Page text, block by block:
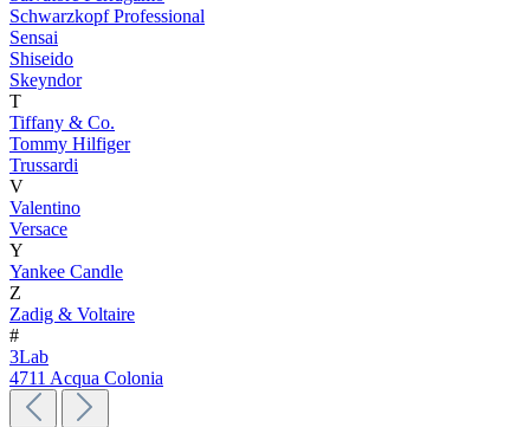
Schwarzkopf Professional
Sensai
Shiseido
Skeyndor
T
Tiffany & Co.
Tommy Hilfiger
Trussardi
V
Valentino
Versace
Y
Yankee Candle
Z
Zadig & Voltaire
#
3Lab
4711 Acqua Colonia